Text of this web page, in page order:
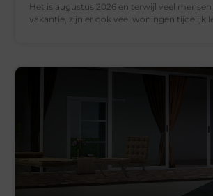
Het is augustus 2026 en terwijl veel
vakantie, zijn er ook veel woningen tijdelijk